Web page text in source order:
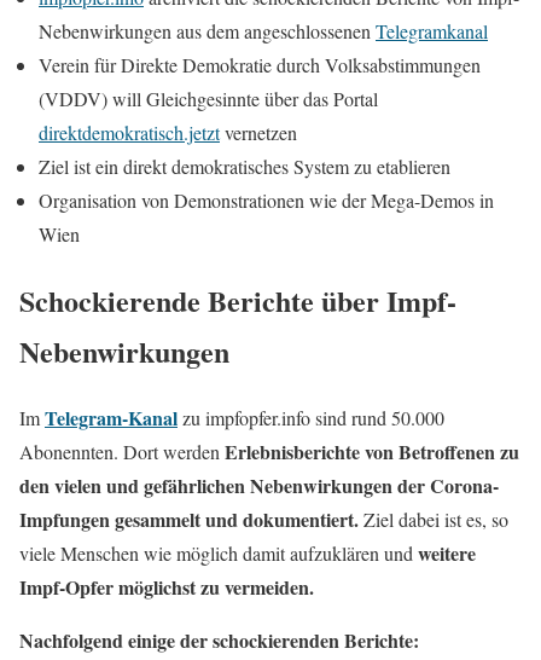
Nebenwirkungen aus dem angeschlossenen Telegramkanal
Verein für Direkte Demokratie durch Volksabstimmungen
(VDDV) will Gleichgesinnte über das Portal
direktdemokratisch.jetztvernetzen
Ziel ist ein direkt demokratisches System zu etablieren
Organisation von Demonstrationen wie der Mega-Demos in
Wien
Schockierende Berichte über Impf-
Nebenwirkungen
ImTelegram-Kanalzu impfopfer.info sind rund 50.000
Abonennten. Dort werden Erlebnisberichte von Betroffenen zu
den vielen und gefährlichen Nebenwirkungen der Corona-
Impfungen gesammelt und dokumentiert.Ziel dabei ist es, so
viele Menschen wie möglich damit aufzuklären und weitere
Impf-Opfer möglichst zu vermeiden.
Nachfolgend einige der schockierenden Berichte: